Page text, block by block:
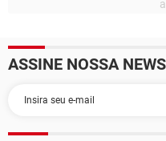
ASSINE NOSSA